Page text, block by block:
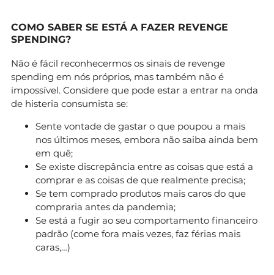
COMO SABER SE ESTÁ A FAZER REVENGE
SPENDING?
Não é fácil reconhecermos os sinais de revenge
spending em nós próprios, mas também não é
impossível. Considere que pode estar a entrar na onda
de histeria consumista se:
Sente vontade de gastar o que poupou a mais
nos últimos meses, embora não saiba ainda bem
em quê;
Se existe discrepância entre as coisas que está a
comprar e as coisas de que realmente precisa;
Se tem comprado produtos mais caros do que
compraria antes da pandemia;
Se está a fugir ao seu comportamento financeiro
padrão (come fora mais vezes, faz férias mais
caras,…)